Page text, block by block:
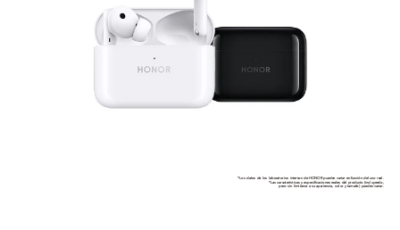
*Los datos de los laboratorios internos de HONOR pueden variar en función del uso real.
*Las características y especiﬁcaciones reales del producto (incluyendo,
pero sin limitarse a su apariencia, color y tamaño) pueden variar.